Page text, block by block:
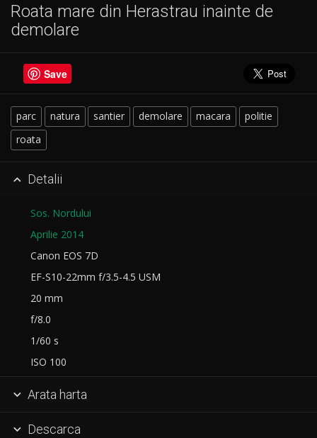
Roata mare din Herastrau inainte de
demolare
Save
parc natura santier demolare macara
politie
roata
 Detalii
Sos. Nordului
Aprilie 2014
Canon EOS 7D
EF-S10-22mm f/3.5-4.5 USM
20 mm
f/8.0
1/60 s
ISO 100
 Arata harta
 Descarca